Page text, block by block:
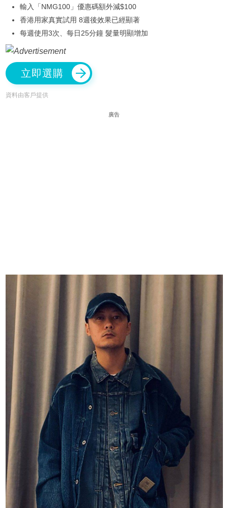
輸入「NMG100」優惠碼額外減$100
香港用家真實試用 8週後效果已經顯著
每週使用3次、每日25分鐘 髮量明顯增加
立即選購
資料由客戶提供
廣告